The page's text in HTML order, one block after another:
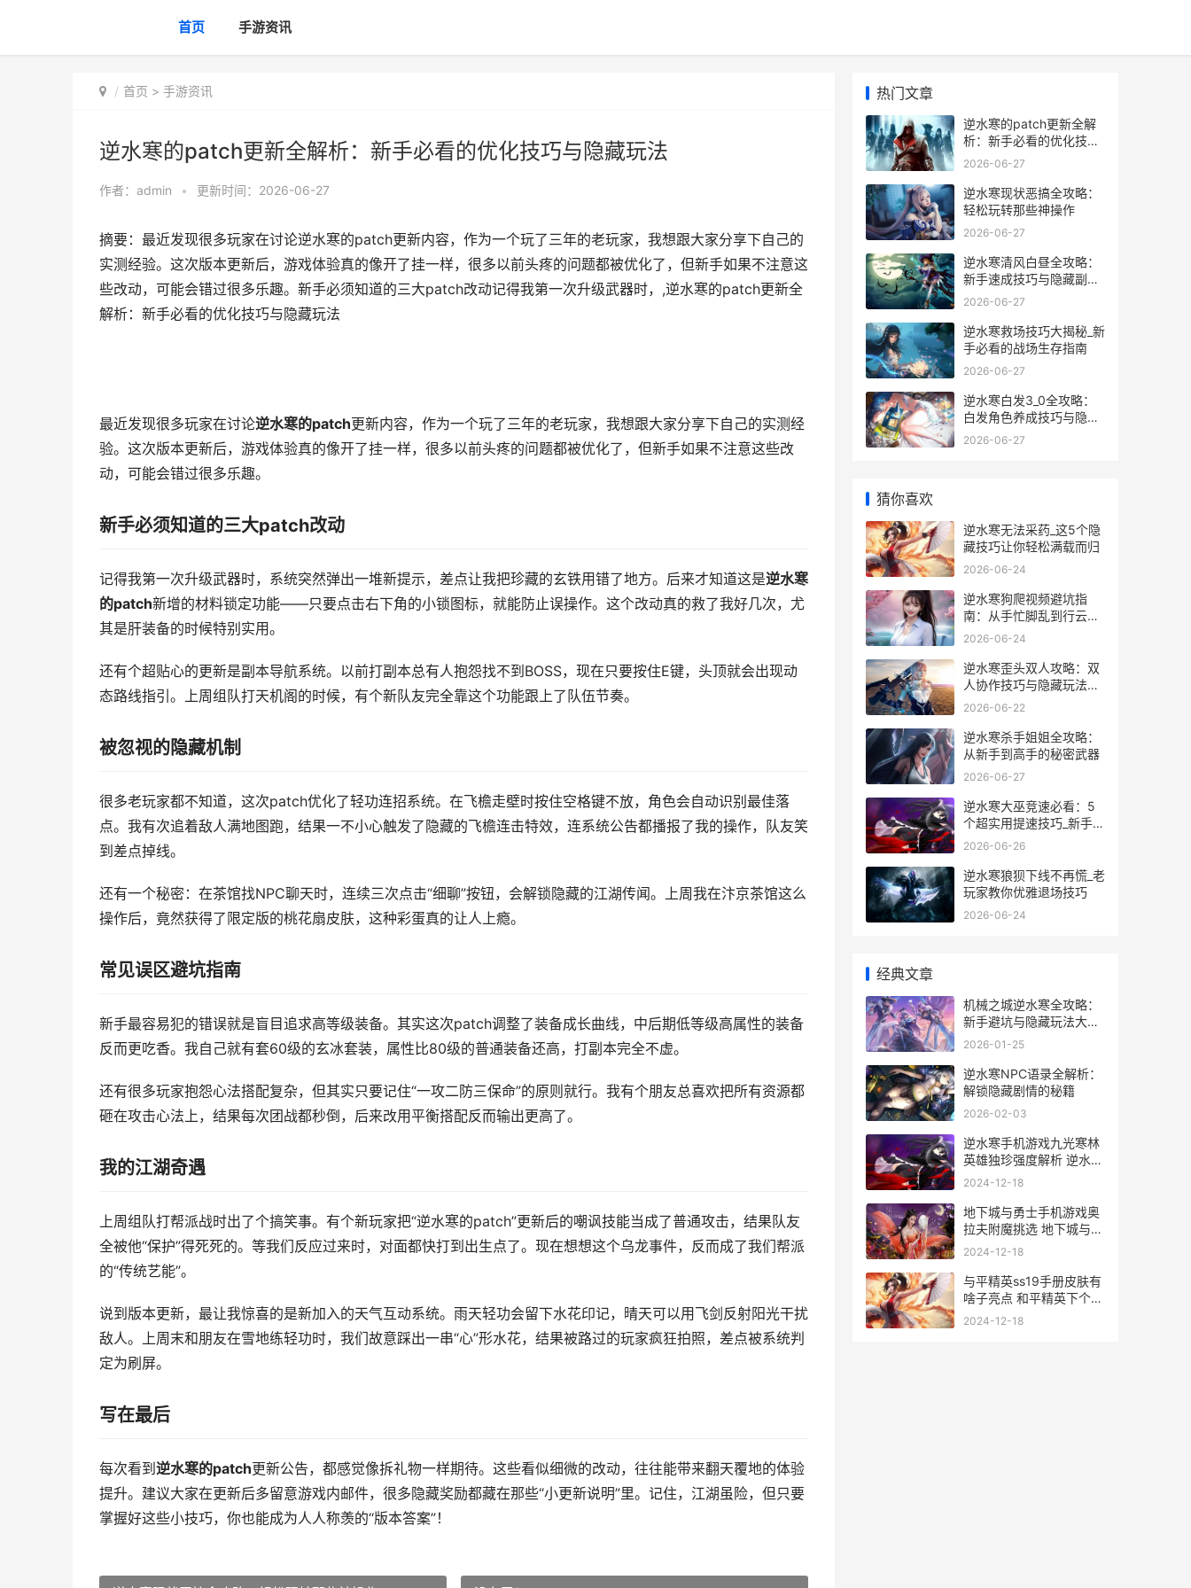
首页 手游资讯
首页 > 手游资讯
逆水寒的patch更新全解析：新手必看的优化技巧与隐藏玩法
作者： admin • 更新时间：2026-06-27
摘要：最近发现很多玩家在讨论逆水寒的patch更新内容，作为一个玩了三年的老玩家，我想跟大家分享下自己的
实测经验。这次版本更新后，游戏体验真的像开了挂一样，很多以前头疼的问题都被优化了，但新手如果不注意这
些改动，可能会错过很多乐趣。新手必须知道的三大patch改动记得我第一次升级武器时，,逆水寒的patch更新全
解析：新手必看的优化技巧与隐藏玩法
最近发现很多玩家在讨论逆水寒的patch更新内容，作为一个玩了三年的老玩家，我想跟大家分享下自己的实测经
验。这次版本更新后，游戏体验真的像开了挂一样，很多以前头疼的问题都被优化了，但新手如果不注意这些改
动，可能会错过很多乐趣。
新手必须知道的三大patch改动
记得我第一次升级武器时，系统突然弹出一堆新提示，差点让我把珍藏的玄铁用错了地方。后来才知道这是逆水寒
的patch新增的材料锁定功能——只要点击右下角的小锁图标，就能防止误操作。这个改动真的救了我好几次，尤
其是肝装备的时候特别实用。
还有个超贴心的更新是副本导航系统。以前打副本总有人抱怨找不到BOSS，现在只要按住E键，头顶就会出现动
态路线指引。上周组队打天机阁的时候，有个新队友完全靠这个功能跟上了队伍节奏。
被忽视的隐藏机制
很多老玩家都不知道，这次patch优化了轻功连招系统。在飞檐走壁时按住空格键不放，角色会自动识别最佳落
点。我有次追着敌人满地图跑，结果一不小心触发了隐藏的飞檐连击特效，连系统公告都播报了我的操作，队友笑
到差点掉线。
还有一个秘密：在茶馆找NPC聊天时，连续三次点击“细聊”按钮，会解锁隐藏的江湖传闻。上周我在汴京茶馆这么
操作后，竟然获得了限定版的桃花扇皮肤，这种彩蛋真的让人上瘾。
常见误区避坑指南
新手最容易犯的错误就是盲目追求高等级装备。其实这次patch调整了装备成长曲线，中后期低等级高属性的装备
反而更吃香。我自己就有套60级的玄冰套装，属性比80级的普通装备还高，打副本完全不虚。
还有很多玩家抱怨心法搭配复杂，但其实只要记住“一攻二防三保命”的原则就行。我有个朋友总喜欢把所有资源都
砸在攻击心法上，结果每次团战都秒倒，后来改用平衡搭配反而输出更高了。
我的江湖奇遇
上周组队打帮派战时出了个搞笑事。有个新玩家把“逆水寒的patch”更新后的嘲讽技能当成了普通攻击，结果队友
全被他“保护”得死死的。等我们反应过来时，对面都快打到出生点了。现在想想这个乌龙事件，反而成了我们帮派
的“传统艺能”。
说到版本更新，最让我惊喜的是新加入的天气互动系统。雨天轻功会留下水花印记，晴天可以用飞剑反射阳光干扰
敌人。上周末和朋友在雪地练轻功时，我们故意踩出一串“心”形水花，结果被路过的玩家疯狂拍照，差点被系统判
定为刷屏。
写在最后
每次看到 逆水寒的patch更新公告，都感觉像拆礼物一样期待。这些看似细微的改动，往往能带来翻天覆地的体验
提升。建议大家在更新后多留意游戏内邮件，很多隐藏奖励都藏在那些“小更新说明”里。记住，江湖虽险，但只要
掌握好这些小技巧，你也能成为人人称羡的“版本答案”！
热门文章
逆水寒的patch更新全解
析：新手必看的优化技巧
与隐藏玩法
2026-06-27
逆水寒现状恶搞全攻略：
轻松玩转那些神操作
2026-06-27
逆水寒清风白昼全攻略：
新手速成技巧与隐藏副本
揭秘
2026-06-27
逆水寒救场技巧大揭秘_新
手必看的战场生存指南
2026-06-27
逆水寒白发3_0全攻略：
白发角色养成技巧与隐藏
任务解析
2026-06-27
猜你喜欢
逆水寒无法采药_这5个隐
藏技巧让你轻松满载而归
2026-06-24
逆水寒狗爬视频避坑指
南：从手忙脚乱到行云流
水的实战经验
2026-06-24
逆水寒歪头双人攻略：双
人协作技巧与隐藏玩法大
揭秘
2026-06-22
逆水寒杀手姐姐全攻略：
从新手到高手的秘密武器
2026-06-27
逆水寒大巫竞速必看：5
个超实用提速技巧_新手也
能轻松拿第一
2026-06-26
逆水寒狼狈下线不再慌_老
玩家教你优雅退场技巧
2026-06-24
经典文章
机械之城逆水寒全攻略：
新手避坑与隐藏玩法大公
开
2026-01-25
逆水寒NPC语录全解析：
解锁隐藏剧情的秘籍
2026-02-03
逆水寒手机游戏九光寒林
英雄独珍强度解析 逆水寒
手机游戏可以赚钱吗
2024-12-18
地下城与勇士手机游戏奥
拉夫附魔挑选 地下城与勇
士手游
2024-12-18
与平精英ss19手册皮肤有
啥子亮点 和平精英下个手
册ss10
2024-12-18